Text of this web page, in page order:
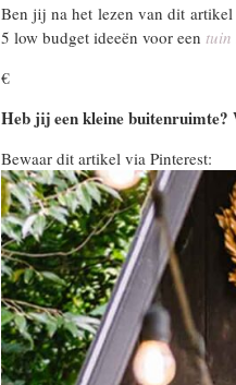
Ben jij na het lezen van dit
5 low budget ideeën voor een tuin
€
Heb jij een kleine buitenruimte?
Bewaar dit artikel via Pinterest: